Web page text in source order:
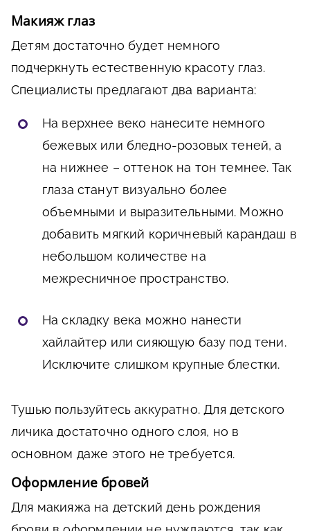
Макияж глаз
Детям достаточно будет немного
подчеркнуть естественную красоту глаз.
Специалисты предлагают два варианта:
На верхнее веко нанесите немного
бежевых или бледно-розовых теней, а
на нижнее – оттенок на тон темнее. Так
глаза станут визуально более
объемными и выразительными. Можно
добавить мягкий коричневый карандаш в
небольшом количестве на
межресничное пространство.
На складку века можно нанести
хайлайтер или сияющую базу под тени.
Исключите слишком крупные блестки.
Тушью пользуйтесь аккуратно. Для детского
личика достаточно одного слоя, но в
основном даже этого не требуется.
Оформление бровей
Для макияжа на детский день рождения